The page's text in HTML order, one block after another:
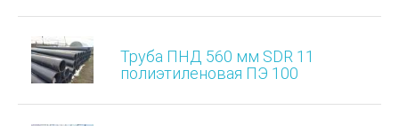
Труба ПНД 560 мм SDR 11
полиэтиленовая ПЭ 100